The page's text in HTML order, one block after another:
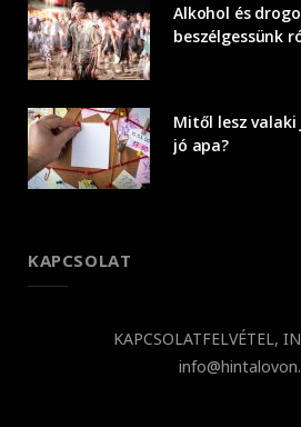
Alkohol és
beszélgessünk
Mitől lesz valaki
jó apa?
KAPCSOLAT
KAPCSOLATFELVÉTEL,